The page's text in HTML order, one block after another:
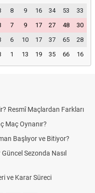
8 9 16 34 53
33
7 9 17 27 48
30
6 10 17 37 65
28
1 13 19 35 66 16
Resmî Maçlardan Farkları
Maç Oynanır?
Başlıyor ve Bitiyor?
Sezonda Nasıl
ve Karar Süreci